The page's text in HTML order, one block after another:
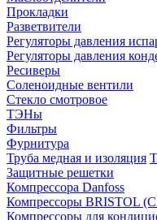
Прокладки
Разветвители
Регуляторы давления
Регуляторы давления
Ресиверы
Соленоидные вентили
Стекло смотровое
ТЭНы
Фильтры
Фурнитура
Труба медная и изоляция
Защитные решетки
Компрессора Danfoss
Компрессоры BRISTOL
Компрессоры для